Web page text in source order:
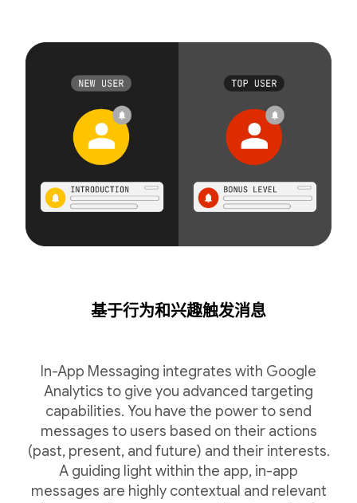
基于行为和兴趣触发消息
In-App Messaging integrates with Google
Analytics to give you advanced targeting
capabilities. You have the power to send
messages to users based on their actions
(past, present, and future) and their interests.
A guiding light within the app, in-app
messages are highly contextual and relevant